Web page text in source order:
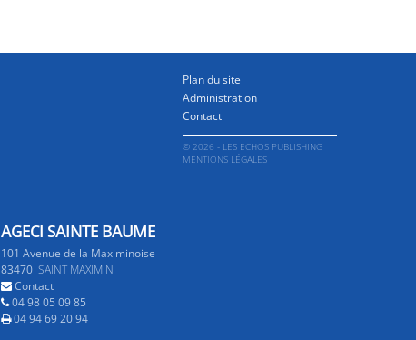
Plan du site
Administration
Contact
© 2026 - LES ECHOS PUBLISHING
MENTIONS LÉGALES
AGECI SAINTE BAUME
101 Avenue de la Maximinoise
83470 SAINT MAXIMIN
Contact
04 98 05 09 85
04 94 69 20 94